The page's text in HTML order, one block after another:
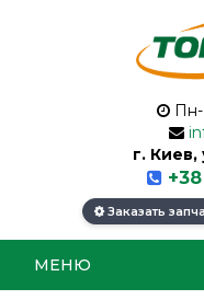
г. Киев,
Заказать
МЕНЮ